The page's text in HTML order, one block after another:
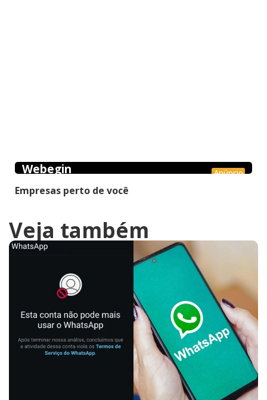
Anúncio
Webegin
Empresas perto de você
Veja também